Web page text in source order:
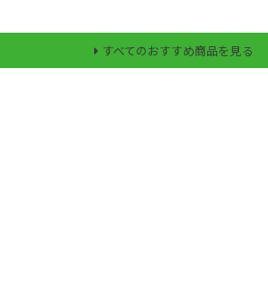
すべてのおすすめ商品を見る